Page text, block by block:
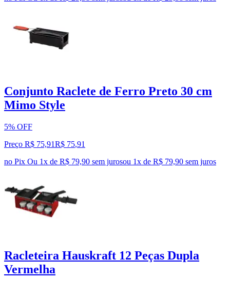
Conjunto Raclete de Ferro Preto 30 cm
Mimo Style
5% OFF
Preço R$ 75,91R$ 75,91
no Pix Ou 1x de R$ 79,90 sem jurosou 1x de R$ 79,90 sem juros
Racleteira Hauskraft 12 Peças Dupla
Vermelha